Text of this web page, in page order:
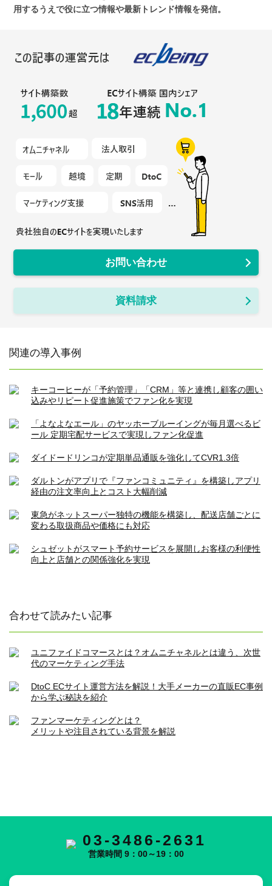
用するうえで役に立つ情報や最新トレンド情報を発信。
お問い合わせ
資料請求
関連の導入事例
キーコーヒーが「予約管理」「CRM」等と連携し顧客の囲い
込みやリピート促進施策でファン化を実現
「よなよなエール」のヤッホーブルーイングが毎月選べるビ
ール 定期宅配サービスで実現しファン化促進
ダイドードリンコが定期単品通販を強化してCVR1.3倍
ダルトンがアプリで『ファンコミュニティ』を構築しアプリ
経由の注文率向上とコスト大幅削減
東急がネットスーパー独特の機能を構築し、配送店舗ごとに
変わる取扱商品や価格にも対応
シュゼットがスマート予約サービスを展開しお客様の利便性
向上と店舗との関係強化を実現
合わせて読みたい記事
ユニファイドコマースとは？オムニチャネルとは違う、次世
代のマーケティング手法
DtoC ECサイト運営方法を解説！大手メーカーの直販EC事例
から学ぶ秘訣を紹介
ファンマーケティングとは？
メリットや注目されている背景を解説
03-3486-2631
営業時間 9：00～19：00